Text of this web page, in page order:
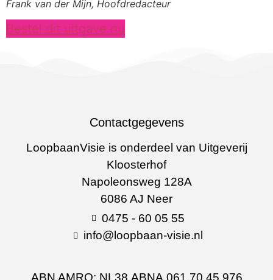
Frank van der Mijn, Hoofdredacteur
Bestel dit uitgave nu
Contactgegevens
LoopbaanVisie is onderdeel van Uitgeverij
Kloosterhof
Napoleonsweg 128A
6086 AJ Neer
0475 - 60 05 55
info@loopbaan-visie.nl
ABN AMRO: NL38.ABNA.061.70.45.976